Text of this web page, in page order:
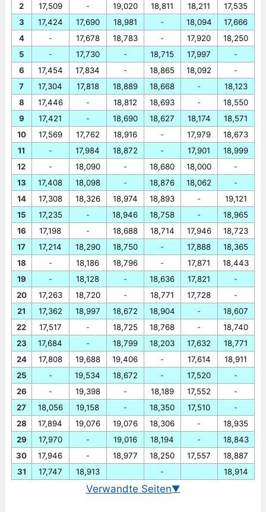
2
3
4
5
6
7
8
9
10
11
12
13
14
15
16
17
18
19
20
21
22
23
24
25
26
27
28
29
30
31
17,509
17,424
-
-
17,454
17,304
17,446
17,421
17,569
-
-
17,408
17,308
17,235
17,198
17,214
-
-
17,263
17,362
17,517
17,684
17,808
-
-
18,056
17,894
17,970
17,946
17,747
-
17,690
17,678
17,730
17,834
17,818
-
-
17,762
17,984
18,090
18,098
18,326
-
-
18,290
18,186
18,128
18,720
18,997
-
-
19,688
19,534
19,398
19,158
19,076
-
-
18,913
19,020
18,981
18,783
-
-
18,889
18,812
18,690
18,916
18,872
-
-
18,974
18,946
18,688
18,750
18,796
-
-
18,672
18,725
18,799
19,406
18,672
-
-
19,076
19,016
18,977
18,811
-
-
18,715
18,865
18,668
18,693
18,627
-
-
18,680
18,876
18,893
18,758
18,714
-
-
18,636
18,771
18,904
18,768
18,203
-
-
18,189
18,350
18,306
18,194
18,250
-
18,211
18,094
17,920
17,997
18,092
-
-
18,174
17,979
17,901
18,000
18,062
-
-
17,946
17,888
17,871
17,821
17,728
-
-
17,632
17,614
17,520
17,552
17,510
-
-
17,557
17,535
17,666
18,250
-
-
18,123
18,550
18,571
18,673
18,999
-
-
19,121
18,965
18,723
18,365
18,443
-
-
18,607
18,740
18,771
18,911
-
-
-
18,935
18,843
18,887
18,914
Verwandte Seiten▼